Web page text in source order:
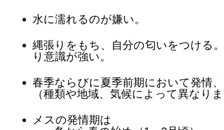
水に濡れるのが嫌い。
縄張りをもち、自分の匂いをつける
り意識が強い。
春季ならびに夏季前期において発情
（種類や地域、気候によって異なり
メスの発情期は